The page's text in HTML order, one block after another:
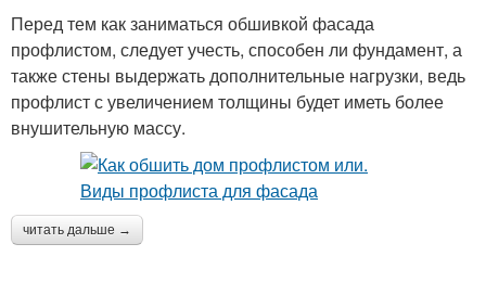
Перед тем как заниматься обшивкой фасада
профлистом, следует учесть, способен ли фундамент, а
также стены выдержать дополнительные нагрузки, ведь
профлист с увеличением толщины будет иметь более
внушительную массу.
читать дальше →